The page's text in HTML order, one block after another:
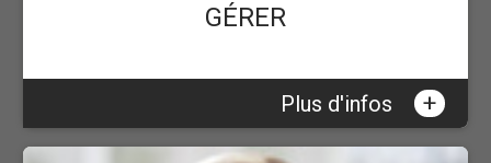
GÉRER
Plus d'infos +